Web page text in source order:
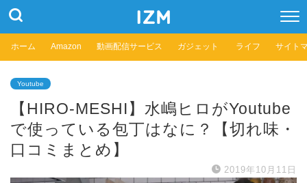
ホーム Amazon 動画配信サービス ガジェット ライフ サイト
Youtube
【HIRO-MESHI】水嶋ヒロがYoutube
で使っている包丁はなに？【切れ味・
口コミまとめ】
2019年10月11日